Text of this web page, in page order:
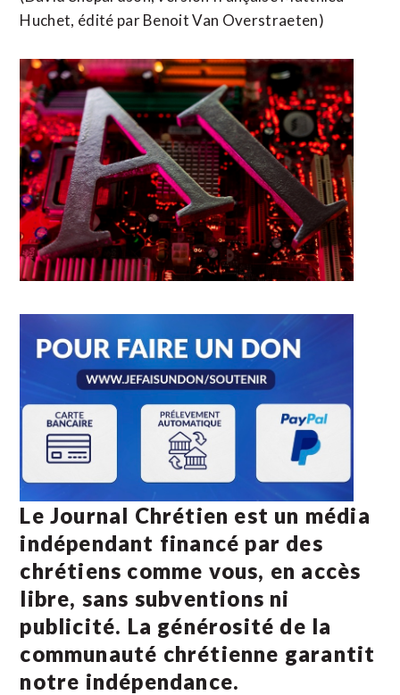
Huchet, ​édité par Benoit Van Overstraeten)
Le Journal Chrétien est un média
indépendant financé par des
chrétiens comme vous, en accès
libre, sans subventions ni
publicité. La générosité de la
communauté chrétienne garantit
notre indépendance.